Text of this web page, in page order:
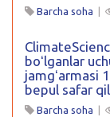
Barcha soha
boʻlganlar
jamgʻarmasi
bepul safar
Barcha soha